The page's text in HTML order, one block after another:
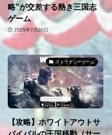
略”が交差する熱き三国志
ゲーム
2025年7月20日
ストラテジーゲーム
【攻略】ホワイトアウトサ